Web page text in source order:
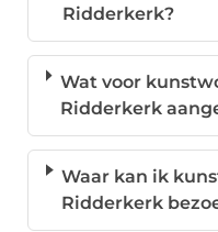
Ridderkerk?
Wat voor
Ridderkerk
Waar kan ik
Ridderkerk